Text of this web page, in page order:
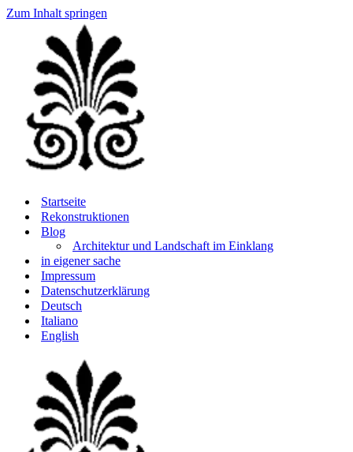
Zum Inhalt springen
Startseite
Rekonstruktionen
Blog
Architektur und Landschaft im Einklang
in eigener sache
Impressum
Datenschutzerklärung
Deutsch
Italiano
English